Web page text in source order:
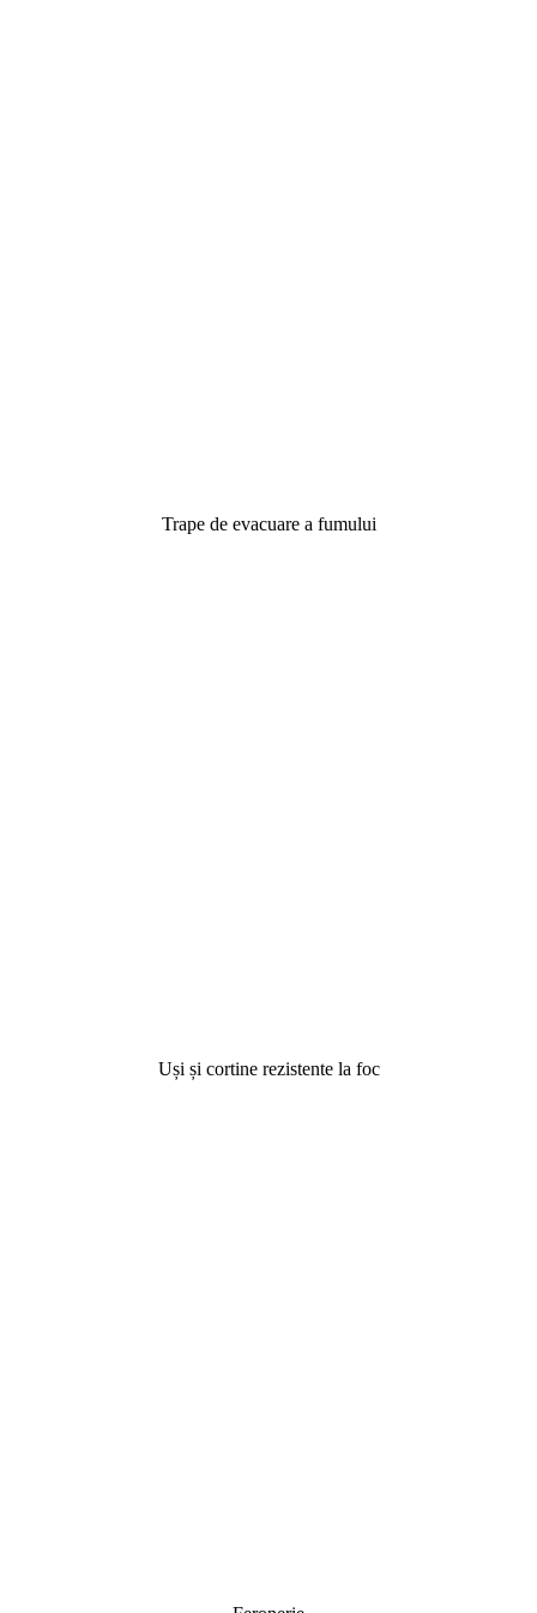
Trape de evacuare a fumului
Uși și cortine rezistente la foc